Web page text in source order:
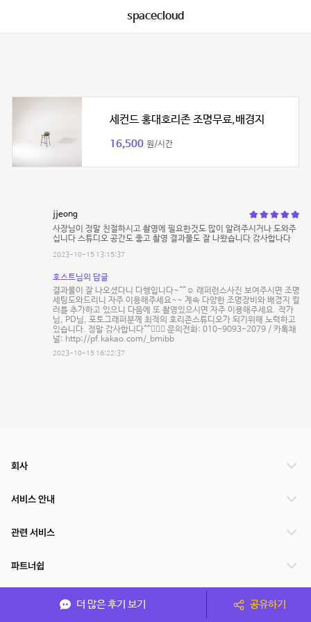
spacecloud
세컨드 홍대호리존 조명무료,배경지
16,500 원/시간
jjeong
사장님이 정말 친절하시고 촬영에 필요한것도 많이 알려주시거나 도와주
십니다 스튜디오 공간도 좋고 촬영 결과물도 잘 나왔습니다 감사합나다
2023-10-15 13:15:37
호스트님의 답글
결과물이 잘 나오셨다니 다행입니다~^^☺️ 래퍼런스사진 보여주시면 조명
세팅도와드리니 자주 이용해주세요~~ 계속 다양한 조명장비와 배경지 컬
러를 추가하고 있으니 다음에 또 촬영있으시면 자주 이용해주세요. 작가
님, PD님, 포토그래퍼분께 최적의 호리존스튜디오가 되기위해 노력하고
있습니다. 정말 감사합니다^^🙇🏻‍♂️ 문의전화: 010-9093-2079 / 카톡채
널: http://pf.kakao.com/_bmibb
2023-10-15 16:22:37
더 많은 후기 보기 공유하기
회사
서비스 안내
관련 서비스
파트너쉽
서비스 제공 국가